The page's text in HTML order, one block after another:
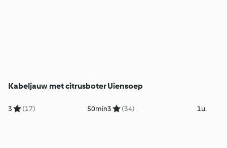
Kabeljauw met citrusboter
3 (17) 50min
Uiensoep
3 (34) 1u.